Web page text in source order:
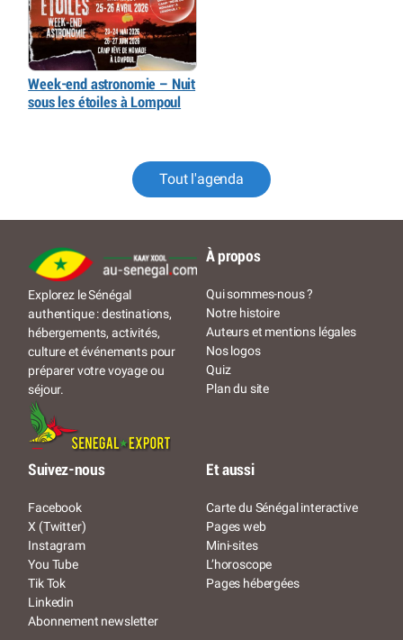
Week-end astronomie – Nuit
sous les étoiles à Lompoul
Tout l'agenda
Explorez le Sénégal
authentique : destinations,
hébergements, activités,
culture et événements pour
préparer votre voyage ou
séjour.
À propos
Qui sommes-nous ?
Notre histoire
Auteurs et mentions légales
Nos logos
Quiz
Plan du site
Suivez-nous
Facebook
X (Twitter)
Instagram
You Tube
Tik Tok
Linkedin
Abonnement newsletter
Et aussi
Carte du Sénégal interactive
Pages web
Mini-sites
L’horoscope
Pages hébergées